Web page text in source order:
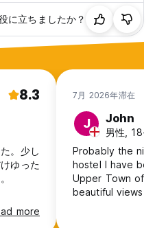
に立ちましたか？
8.3
。少し
ゆった
more
7月 2026年滞在
J John
男性, 18-
Probably the
hostel I have
Upper Town of
beautiful views